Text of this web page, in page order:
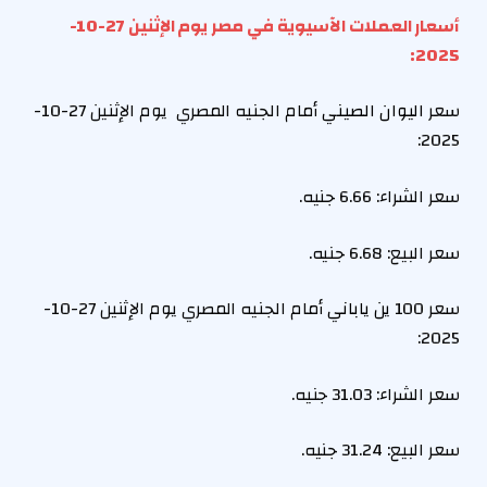
أسعار العملات الآسيوية في مصر يوم الإثنين 27-10-
2025:
سعراليوان الصيني
أمام الجنيه المصري يوم الإثنين 27-10-
2025:
سعر الشراء: 6.66 جنيه.
سعر البيع: 6.68 جنيه.
سعر 100
ين ياباني
أمام الجنيه المصري يوم الإثنين 27-10-
2025:
سعر الشراء:31.03جنيه.
سعر البيع: 31.24 جنيه.